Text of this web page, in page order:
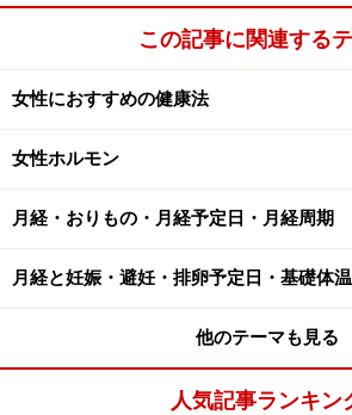
この記事に関連する
女性におすすめの健康法
女性ホルモン
月経・おりもの・月経予定日・月経周期
月経と妊娠・避妊・排卵予定日・基礎体温
他のテーマも見る
人気記事ランキン